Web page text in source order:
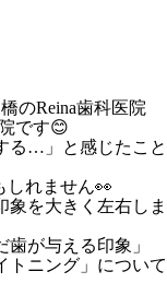
のReina歯科医院
です😊
る…」と感じたこと
しれません👀
象を大きく左右しま
が与える印象」
トニング」について